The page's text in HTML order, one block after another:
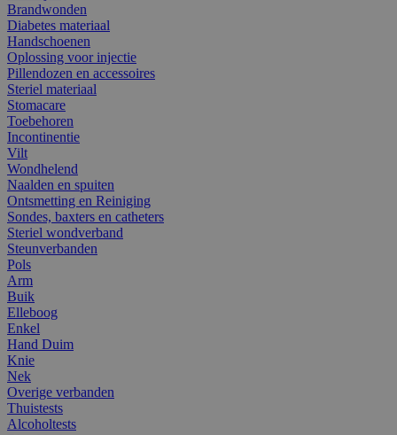
Brandwonden
Diabetes materiaal
Handschoenen
Oplossing voor injectie
Pillendozen en accessoires
Steriel materiaal
Stomacare
Toebehoren
Incontinentie
Vilt
Wondhelend
Naalden en spuiten
Ontsmetting en Reiniging
Sondes, baxters en catheters
Steriel wondverband
Steunverbanden
Pols
Arm
Buik
Elleboog
Enkel
Hand Duim
Knie
Nek
Overige verbanden
Thuistests
Alcoholtests